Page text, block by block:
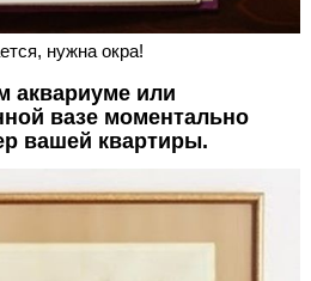
нужна окра!
аквариуме или
вазе моментально
вашей квартиры.